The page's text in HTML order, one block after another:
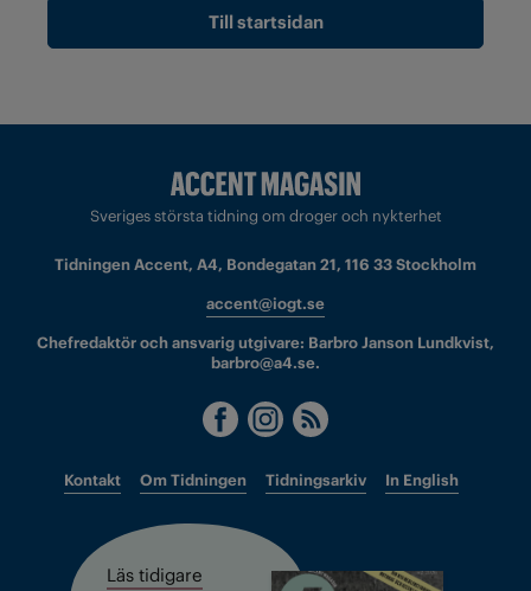
Till startsidan
Sveriges största tidning om droger och nykterhet
Tidningen Accent, A4, Bondegatan 21, 116 33 Stockholm
accent@iogt.se
Chefredaktör och ansvarig utgivare: Barbro Janson Lundkvist,
barbro@a4.se.
Kontakt Om Tidningen Tidningsarkiv In English
Läs tidigare